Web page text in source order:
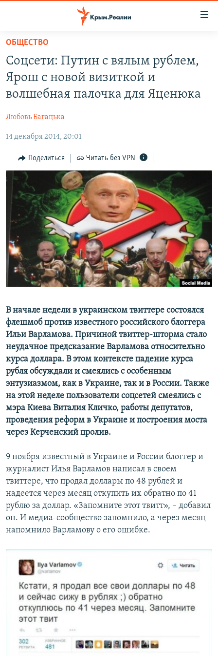
Вернуться
основному
содержанию
Вернутся
главной
Вернутся
поиску
СПЕЦПРОЕКТЫ
11 ЛЕТ ОККУПАЦИИ КРЫМА. 11 ИСТОРИЙ СОПРОТИВЛЕНИЯ
ВОДА
ЕЩЕ
ИНТЕРАКТИВ
ИНФОГРАФИКА
ТЕЛЕПРОЕКТ КРЫМ.РЕАЛИИ
СОВЕТЫ ПРАВОЗАЩИТНИКОВ
ПРОПАВШИЕ БЕЗ ВЕСТИ
ПОБЕДИТЕЛЕЙ НЕ СУДЯТ?
КРЫМ.НЕПОКОРЕННЫЙ
ELIFBE
УКРАИНСКАЯ ПРОБЛЕМА КРЫМА
РАДІО СВОБОДА
КАК ОБОЙТИ БЛОКИРОВКУ
Українською
Qırımtatar
ПРИСОЕДИНЯЙТЕСЬ!
ОБЩЕСТВО
Соцсети: Путин с вялым рублем,
Ярош с новой визиткой и
волшебная палочка для Яценюка
Любовь Багацька
14 декабря 2014, 20:01
Поделиться Читать без VPN
В начале недели в украинском твиттере состоялся
флешмоб против известного российского блоггера
Ильи Варламова. Причиной твиттер-шторма стало
неудачное предсказание Варламова относительно
курса доллара. В этом контексте падение курса
рубля обсуждали и смеялись с особенным
энтузиазмом, как в Украине, так и в России. Также
на этой неделе пользователи соцсетей смеялись с
мэра Киева Виталия Кличко, работы депутатов,
проведения реформ в Украине и построения моста
через Керченский пролив.
9 ноября известный в Украине и России блоггер и
журналист Илья Варламов написал в своем
твиттере, что продал доллары по 48 рублей и
надеется через месяц откупить их обратно по 41
рублю за доллар. «Запомните этот твитт», – добавил
он. И медиа-сообщество запомнило, а через месяц
напомнило Варламову о его ошибке.